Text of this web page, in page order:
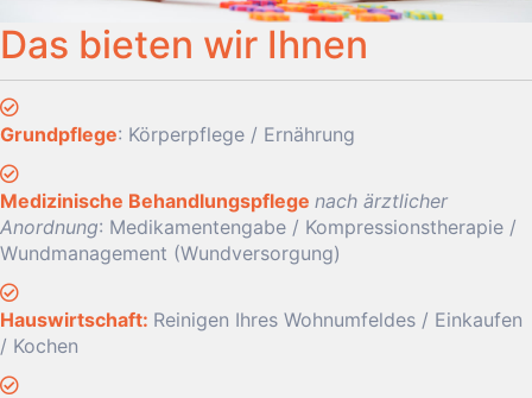
Das bieten wir Ihnen
Grundpflege: Körperpflege / Ernährung
Medizinische Behandlungspflege nach ärztlicher
Anordnung: Medikamentengabe / Kompressionstherapie /
Wundmanagement (Wundversorgung)
Hauswirtschaft: Reinigen Ihres Wohnumfeldes / Einkaufen
/ Kochen